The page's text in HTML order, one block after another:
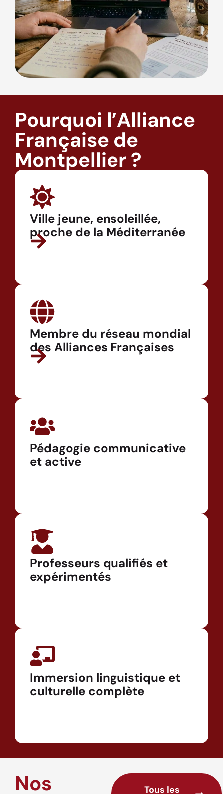
Pourquoi l’Alliance
Française de
Montpellier ?
Ville jeune, ensoleillée,
proche de la Méditerranée
Membre du réseau mondial
des Alliances Françaises
Pédagogie communicative
et active
Professeurs qualifiés et
expérimentés
Immersion linguistique et
culturelle complète
Nos Tous les